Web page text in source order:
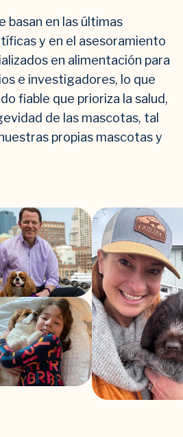
basan en las últimas
y en el asesoramiento
en alimentación para
e investigadores, lo que
fiable que prioriza la salud,
de las mascotas, tal
propias mascotas y